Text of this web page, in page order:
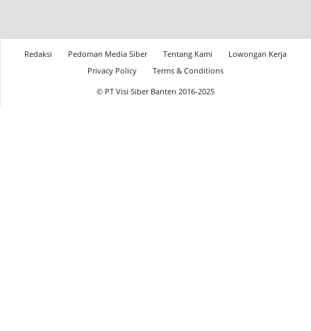
Redaksi Pedoman Media Siber Tentang Kami
Lowongan Kerja
Privacy Policy
Terms & Conditions
© PT Visi Siber Banten 2016-2025